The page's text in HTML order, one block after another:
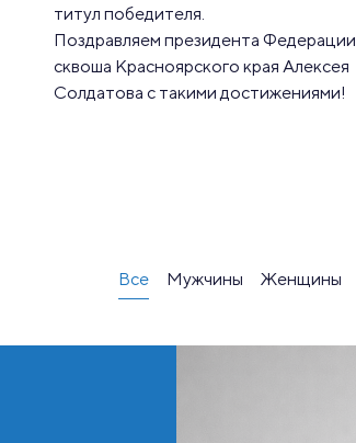
титул победителя.
Поздравляем президента Федерации
сквоша Красноярского края Алексея
Солдатова с такими достижениями!
Все Мужчины Женщины